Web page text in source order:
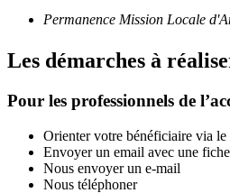
Permanence Mission Locale
Les démarches à
Pour les professionnels de
Orienter votre bénéficiaire via
Envoyer un email avec une
Nous envoyer un e-mail
Nous téléphoner